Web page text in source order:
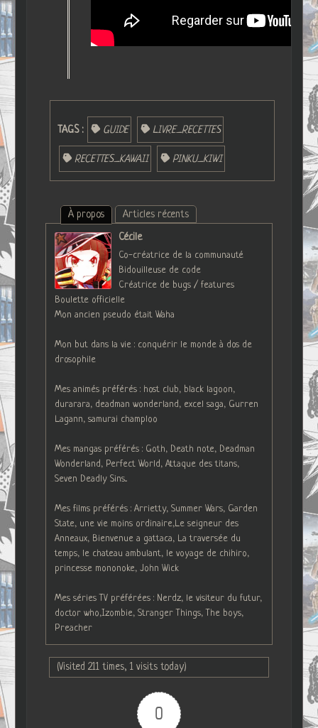
TAGS : GUIDE LIVRE_RECETTES
RECETTES_KAWAII PINKU_KIWI
À propos
Articles récents
Cécile
Co-créatrice de la communauté
Bidouilleuse de code
Créatrice de bugs / features
Boulette officielle
Mon ancien pseudo était Waha
Mon but dans la vie : conquérir le monde à dos de
drosophile
Mes animés préférés : host club, black lagoon,
durarara, deadman wonderland, excel saga, Gurren
Lagann, samurai champloo
Mes mangas préférés : Goth, Death note, Deadman
Wonderland, Perfect World, Attaque des titans,
Seven Deadly Sins...
Mes films préférés : Arrietty, Summer Wars, Garden
State, une vie moins ordinaire,Le seigneur des
Anneaux, Bienvenue a gattaca, La traversée du
temps, le chateau ambulant, le voyage de chihiro,
princesse mononoke, John Wick
Mes séries TV préférées : Nerdz, le visiteur du futur,
doctor who,Izombie, Stranger Things, The boys,
Preacher
(Visited 211 times, 1 visits today)
0